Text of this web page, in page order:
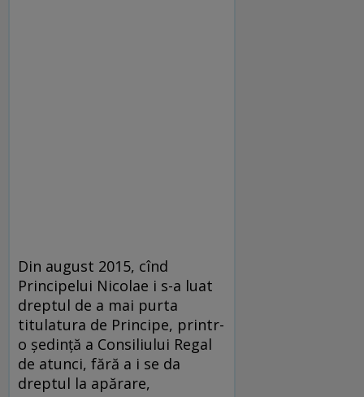
Din august 2015, cînd
Principelui Nicolae i s-a luat
dreptul de a mai purta
titulatura de Principe, printr-
o şedinţă a Consiliului Regal
de atunci, fără a i se da
dreptul la apărare,